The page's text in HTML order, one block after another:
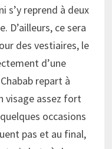
s’y reprend à deux
D’ailleurs, ce sera
des vestiaires, le
d’une
repart à
visage assez fort
occasions
pas et au final,